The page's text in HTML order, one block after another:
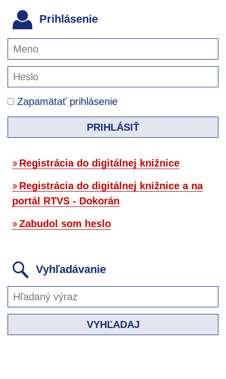
Prihlásenie
Zapamätať prihlásenie
PRIHLÁSIŤ
Registrácia do digitálnej knižnice
Registrácia do digitálnej knižnice a na
portál RTVS - Dokorán
Zabudol som heslo
Vyhľadávanie
VYHĽADAJ